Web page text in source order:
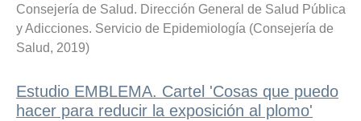
Consejería de Salud. Dirección General de Salud Pública
y Adicciones. Servicio de Epidemiología (Consejería de
Salud, 2019)
Estudio EMBLEMA. Cartel 'Cosas que puedo
hacer para reducir la exposición al plomo'